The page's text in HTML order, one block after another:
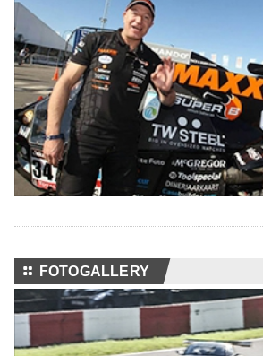
⚏ FOTOGALLERY